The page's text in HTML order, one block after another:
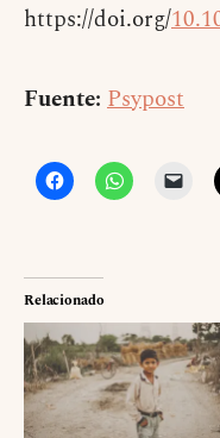
https://doi.org/
Fuente: Psypost
Relacionado